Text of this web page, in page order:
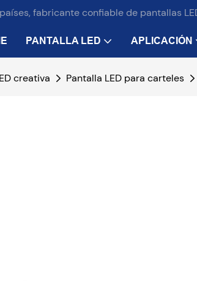
fabricante confiable de pantallas
PANTALLA LED APLICACIÓN
creativa Pantalla LED para carteles